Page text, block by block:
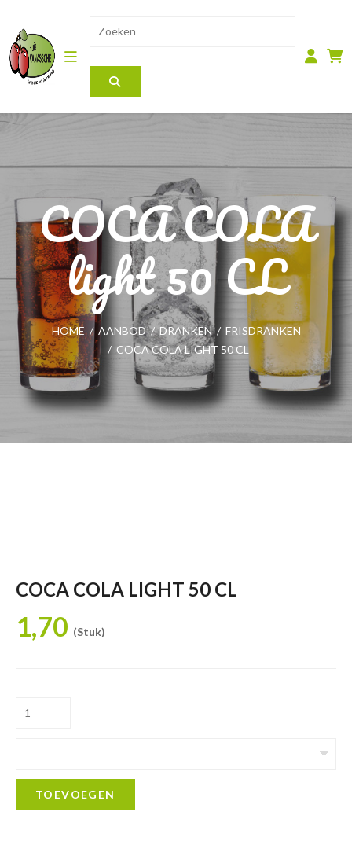
COCA COLA
light 50 CL
HOME / AANBOD / DRANKEN / FRISDRANKEN
/ COCA COLA LIGHT 50 CL
COCA COLA LIGHT 50 CL
1,70 (Stuk)
TOEVOEGEN